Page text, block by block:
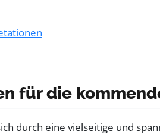
für die
durch eine vielseitige und